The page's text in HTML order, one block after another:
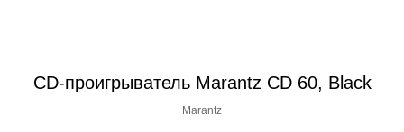
CD-проигрыватель Marantz CD 60, Black
Marantz